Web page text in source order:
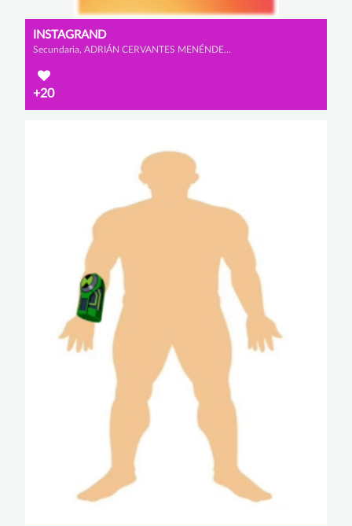
INSTAGRAND
Secundaria, ADRIÁN CERVANTES MENÉNDEZ, GONZALO GARCÍA FERNÁMDEZ y MARIO FAURA SANZ
+20